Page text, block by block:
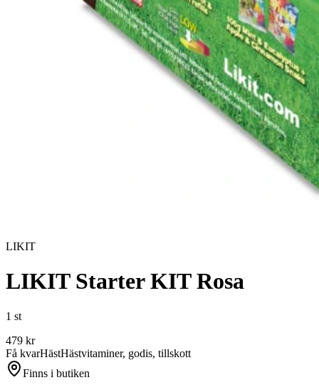
LIKIT
LIKIT Starter KIT Rosa
1 st
479 kr
Få kvarHästHästvitaminer, godis, tillskott
Finns i butiken